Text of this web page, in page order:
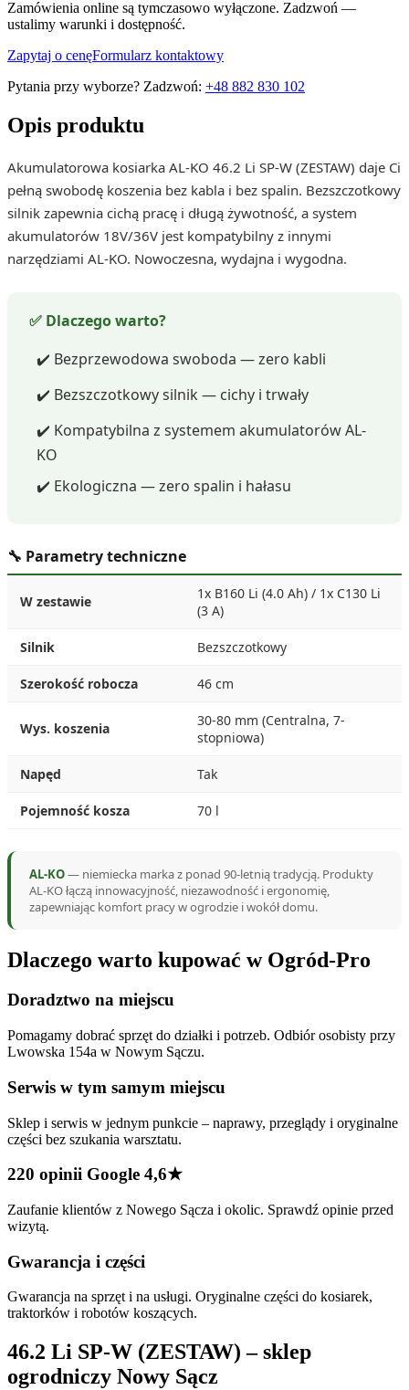
Zamówienia online są tymczasowo wyłączone. Zadzwoń —
ustalimy warunki i dostępność.
Zapytaj o cenęFormularz kontaktowy
Pytania przy wyborze? Zadzwoń: +48 882 830 102
Opis produktu
Akumulatorowa kosiarka AL-KO 46.2 Li SP-W (ZESTAW) daje Ci
pełną swobodę koszenia bez kabla i bez spalin. Bezszczotkowy
silnik zapewnia cichą pracę i długą żywotność, a system
akumulatorów 18V/36V jest kompatybilny z innymi
narzędziami AL-KO. Nowoczesna, wydajna i wygodna.
✅ Dlaczego warto?
✔️ Bezprzewodowa swoboda — zero kabli
✔️ Bezszczotkowy silnik — cichy i trwały
✔️ Kompatybilna z systemem akumulatorów AL-
KO
✔️ Ekologiczna — zero spalin i hałasu
🔧 Parametry techniczne
W zestawie
1x B160 Li (4.0 Ah) / 1x C130 Li
(3 A)
Silnik Bezszczotkowy
Szerokość robocza 46 cm
Wys. koszenia
30-80 mm (Centralna, 7-
stopniowa)
Napęd Tak
Pojemność kosza 70 l
AL-KO— niemiecka marka z ponad 90-letnią tradycją. Produkty
AL-KO łączą innowacyjność, niezawodność i ergonomię,
zapewniając komfort pracy w ogrodzie i wokół domu.
Dlaczego warto kupować w Ogród-Pro
Doradztwo na miejscu
Pomagamy dobrać sprzęt do działki i potrzeb. Odbiór osobisty przy
Lwowska 154a w Nowym Sączu.
Serwis w tym samym miejscu
Sklep i serwis w jednym punkcie – naprawy, przeglądy i oryginalne
części bez szukania warsztatu.
220 opinii Google 4,6★
Zaufanie klientów z Nowego Sącza i okolic. Sprawdź opinie przed
wizytą.
Gwarancja i części
Gwarancja na sprzęt i na usługi. Oryginalne części do kosiarek,
traktorków i robotów koszących.
46.2 Li SP-W (ZESTAW) – sklep
ogrodniczy Nowy Sącz